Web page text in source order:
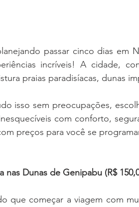
passar cinco dias em
incríveis! A cidade,
praias paradisíacas, dunas
isso sem preocupações,
com conforto,
preços para você se
nas Dunas de Genipabu (R$
que começar a viagem com